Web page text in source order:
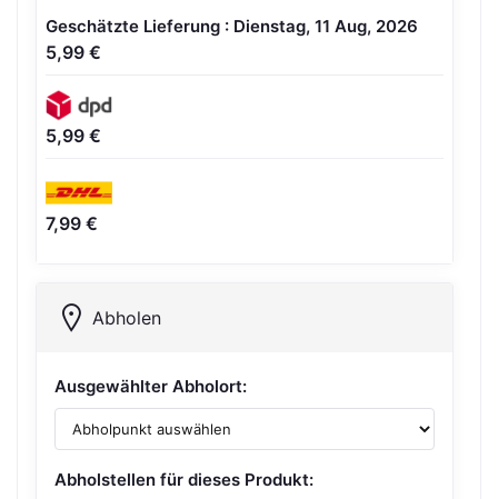
Geschätzte Lieferung : Dienstag, 11 Aug, 2026
5,99 €
5,99 €
7,99 €
Abholen
Ausgewählter Abholort:
Abholstellen für dieses Produkt: